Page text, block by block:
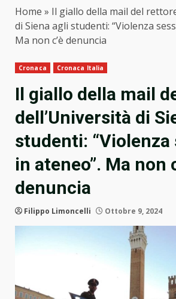
Home » Il giallo della mail del
di Siena agli studenti: “Violenza
Ma non c’è denuncia
Cronaca Cronaca Italia
Il giallo della mail
dell’Università di
studenti: “Violenza
in ateneo”. Ma non
denuncia
Filippo Limoncelli Ottobre 9, 2024